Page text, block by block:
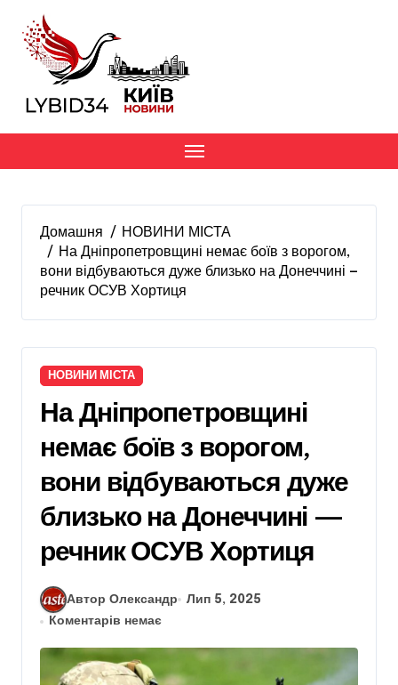
вмісту
Домашня
НОВИНИ МІСТА
На Дніпропетровщині немає боїв з ворогом,
вони відбуваються дуже близько на Донеччині —
речник ОСУВ Хортиця
НОВИНИ МІСТА
На Дніпропетровщині
немає боїв з ворогом,
вони відбуваються дуже
близько на Донеччині —
речник ОСУВ Хортиця
Автор Олександр
Лип 5, 2025
Коментарів немає